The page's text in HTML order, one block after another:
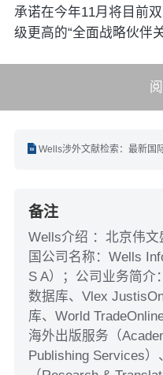
承诺在今年11月将目前
级更高的“全面战略伙伴关
Wells涉外文献检索：最新国际海洋动态与
备注
Wells介绍 ：北京伟
国公司名称：Wells
S A）；公司业务简介
数据库、Vlex
库、World
海外出版服务（
Publishing Services